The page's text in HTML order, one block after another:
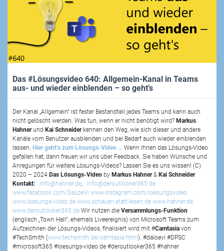
Das #Lösungsvideo 640: Allgemein-Kanal in Teams
aus- und wieder einblenden – so geht’s
Der Kanal „Allgemein“ ist fester Bestandteil jedes Teams und kann auch
nicht gelöscht werden. Was tun, wenn er nicht benötigt wird? Markus
Hahnerund Kai Schneiderkennen den Weg, wie sich dieser und andere
Kanäle vom Benutzer ausblenden und bei Bedarf auch wieder einblenden
lassen. Hier geht’s zum Lösungs-Video … Wenn Ihnen das Lösungs-Video
gefallen hat, dann freuen wir uns über Feedback. Sie haben Wünsche und
Anregungen für weitere Lösungs-Videos? Lassen Sie es uns wissen! (C)
2020 – 2024 Das Lösungs-Video by Markus Hahner& Kai Schneider
Kontakt:
info@hahner.de, info@deroutlooker365.de
www.facebook.com/DaLoeVi www.instagram.com/loesungsvideo
www.loesungs-video.de www.schauen-statt-lesen.de www.hahner.de
www.deroutlooker365.de Wir nutzen die Versammlungs-Funktion
(englisch „Town Hall“, ehemals Liveereignis) von Microsoft Teams zum
Aufzeichnen der Lösungs-Videos, finalisiert wird mit #Camtasia von
#TechSmith (www.techsmith.de/camtasia.html). #daloevi #DPSC
#microsoft365 #loesungs-video.de #deroutlooker365 #hahner